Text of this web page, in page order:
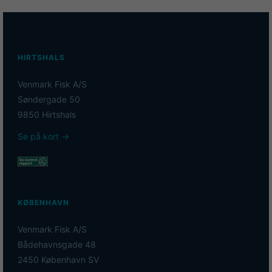
HIRTSHALS
Venmark Fisk A/S
Søndergade 50
9850 Hirtshals
Se på kort →
KØBENHAVN
Venmark Fisk A/S
Bådehavnsgade 48
2450 København SV